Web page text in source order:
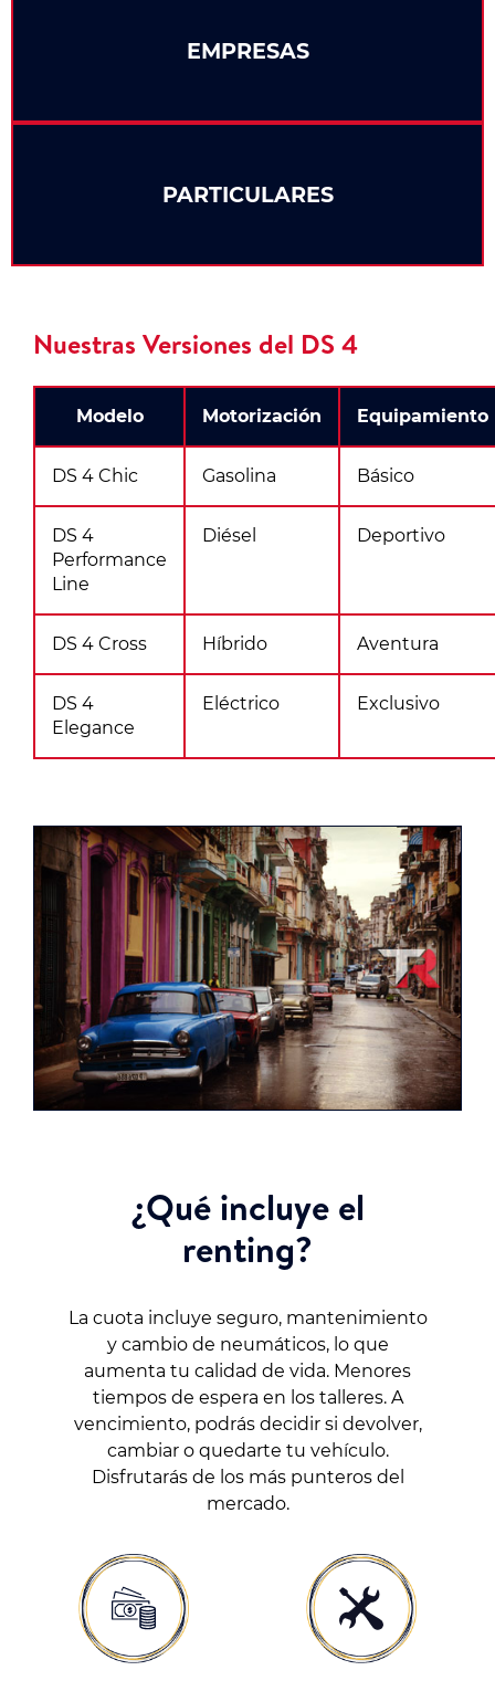
PARTICULARES
EMPRESAS
Nuestras Versiones del DS 4
Modelo Motorización Equipamiento
DS 4 Chic Gasolina Básico
DS 4
Performance
Line
Diésel Deportivo
DS 4 Cross Híbrido Aventura
DS 4
Elegance
Eléctrico Exclusivo
¿Qué incluye el
renting?
La cuota incluye seguro, mantenimiento
y cambio de neumáticos, lo que
aumenta tu calidad de vida. Menores
tiempos de espera en los talleres. A
vencimiento, podrás decidir si devolver,
cambiar o quedarte tu vehículo.
Disfrutarás de los más punteros del
mercado.